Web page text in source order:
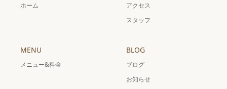
ホーム
アクセス
スタッフ
MENU
メニュー&料金
BLOG
ブログ
お知らせ